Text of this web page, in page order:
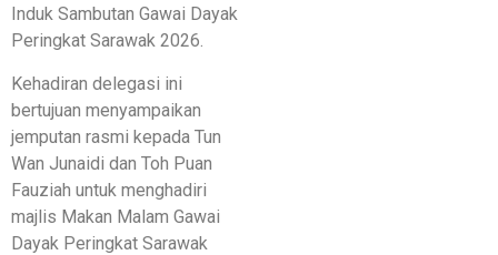
Induk Sambutan Gawai Dayak
Peringkat Sarawak 2026.
Kehadiran delegasi ini
bertujuan menyampaikan
jemputan rasmi kepada Tun
Wan Junaidi dan Toh Puan
Fauziah untuk menghadiri
majlis Makan Malam Gawai
Dayak Peringkat Sarawak